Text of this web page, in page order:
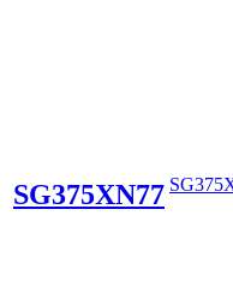
SG375XN77